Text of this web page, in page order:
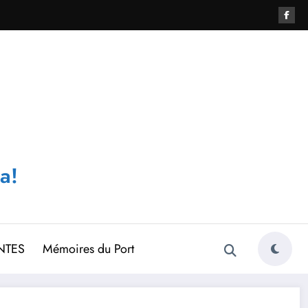
Mémoires du Port